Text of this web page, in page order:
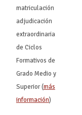
matriculación
adjudicación
extraordinaria
de Ciclos
Formativos de
Grado Medio y
Superior (más
información)